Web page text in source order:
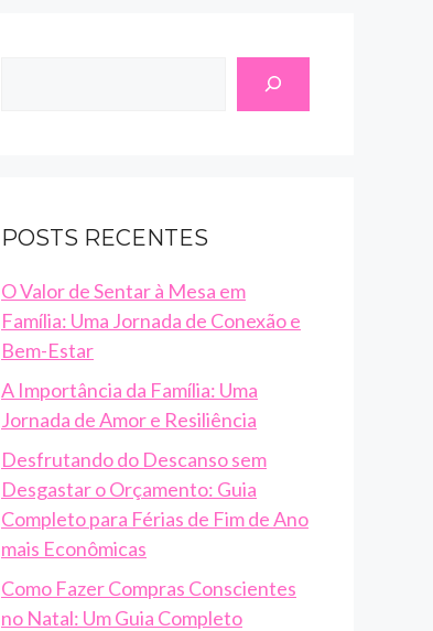
POSTS RECENTES
O Valor de Sentar à Mesa em
Família: Uma Jornada de Conexão e
Bem-Estar
A Importância da Família: Uma
Jornada de Amor e Resiliência
Desfrutando do Descanso sem
Desgastar o Orçamento: Guia
Completo para Férias de Fim de Ano
mais Econômicas
Como Fazer Compras Conscientes
no Natal: Um Guia Completo